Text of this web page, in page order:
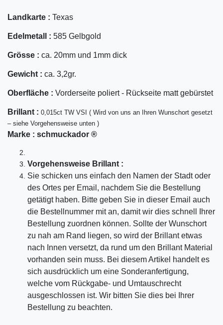
Landkarte : Texas
Edelmetall : 585 Gelbgold
Grösse : ca. 20mm und 1mm dick
Gewicht : ca. 3,2gr.
Oberfläche : Vorderseite poliert - Rückseite matt gebürstet
Bril lant : 0,015ct TW VSI ( Wird von uns an Ihren Wunschort gesetzt
– siehe Vorgehensweise unten )
Marke : schmuckador ®
Vorgehensweise Brillant :
Sie schicken uns einfach den Namen der Stadt oder
des Ortes per Email, nachdem Sie die Bestellung
getätigt haben. Bitte geben Sie in dieser Email auch
die Bestellnummer mit an, damit wir dies schnell Ihrer
Bestellung zuordnen können. Sollte der Wunschort
zu nah am Rand liegen, so wird der Brillant etwas
nach Innen versetzt, da rund um den Brillant Material
vorhanden sein muss. Bei diesem Artikel handelt es
sich ausdrücklich um eine Sonderanfertigung,
welche vom Rückgabe- und Umtauschrecht
ausgeschlossen ist. Wir bitten Sie dies bei Ihrer
Bestellung zu beachten.